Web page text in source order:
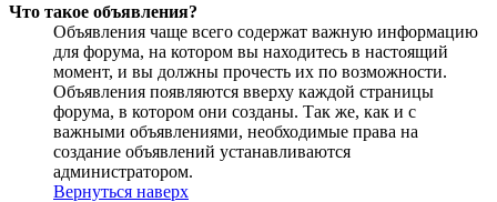
Что такое объявления?
Объявления чаще всего содержат важную информацию
для форума, на котором вы находитесь в настоящий
момент, и вы должны прочесть их по возможности.
Объявления появляются вверху каждой страницы
форума, в котором они созданы. Так же, как и с
важными объявлениями, необходимые права на
создание объявлений устанавливаются
администратором.
Вернуться наверх